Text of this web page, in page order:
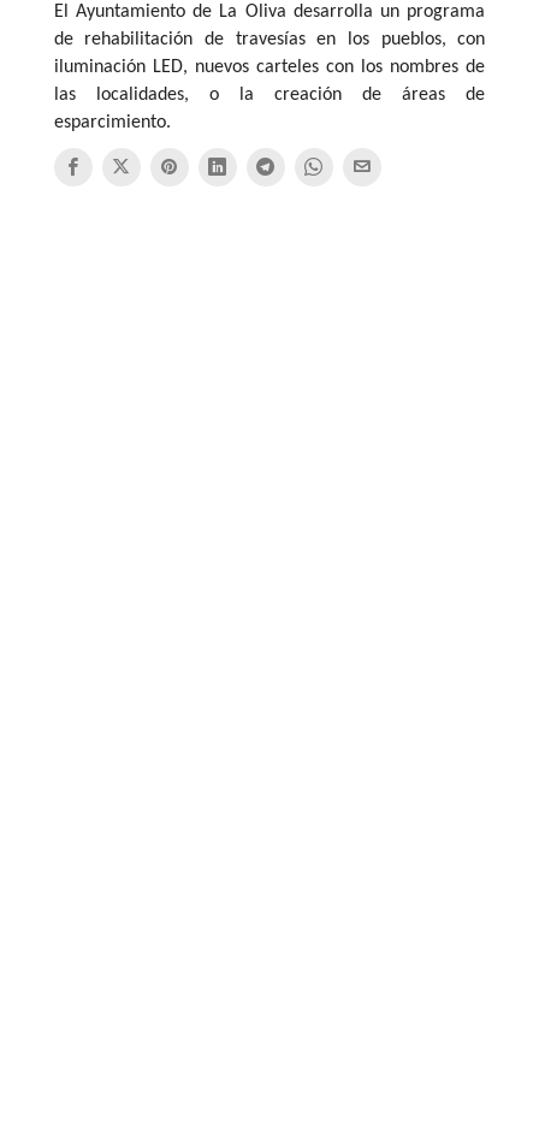
El Ayuntamiento de La Oliva desarrolla un programa
de rehabilitación de travesías en los pueblos, con
iluminación LED, nuevos carteles con los nombres de
las localidades, o la creación de áreas de
esparcimiento.